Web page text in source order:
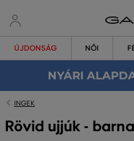
ÚJDONSÁG NŐI
NYÁRI
INGEK
Rövid ujjúk - barna